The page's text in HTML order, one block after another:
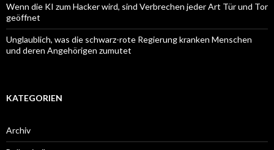
Wenn die KI zum Hacker wird, sind Verbrechen jeder Art Tür und Tor
geöffnet
Unglaublich, was die schwarz-rote Regierung kranken Menschen
und deren Angehörigen zumutet
KATEGORIEN
Archiv